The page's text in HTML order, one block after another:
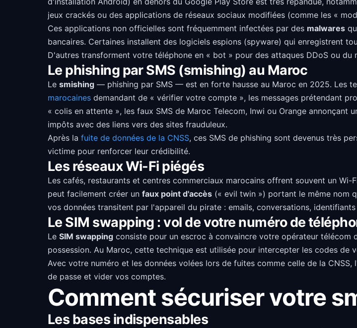
jeux crackés ou des applications de réseaux sociaux modifiées (comme les «
Ces applications non officielles sont fréquemment infectées par des malwares
bancaires. Certaines installent des logiciels espions (spyware) qui enregistrent
D'autres transforment votre téléphone en « bot » pour des attaques DDoS ou du
Le phishing par SMS (smishing) au Maroc
Le smishing — phishing par SMS — est en forte hausse au Maroc en 2025. Les
marocaines demandant de « vérifier votre compte », les messages prétendant
« colis en attente », les faux SMS de Maroc Telecom, Inwi ou Orange annonçant
impôts avec des liens vers des sites frauduleux.
Après la fuite de données de la CNSS, ces SMS de phishing sont devenus très
victime pour renforcer leur crédibilité.
Les réseaux Wi-Fi piégés
Les cafés, restaurants et centres commerciaux marocains offrent souvent un
peut facilement créer un faux point d'accès (« evil twin ») portant le même nom
vos données transitent par l'appareil du pirate : emails, conversations,
Le SIM swapping : vol de votre numéro de
Le SIM swapping consiste pour un escroc à convaincre votre opérateur télécom
possession. Au Maroc, cette technique est utilisée pour intercepter les codes de
Avec votre numéro et les données volées lors de fuites comme celle de la
de passe et vider vos comptes.
Comment sécuriser votre
Les bases indispensables